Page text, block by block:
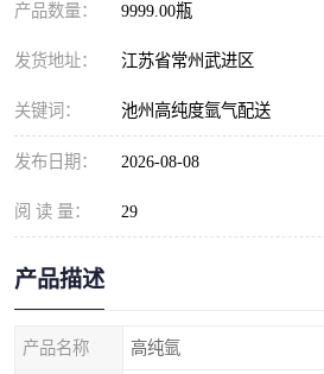
产品数量： 9999.00瓶
发货地址： 江苏省常州武进区
关键词： 池州高纯度氩气配送
发布日期： 2026-08-08
阅 读 量： 29
产品描述
产品名称 高纯氩